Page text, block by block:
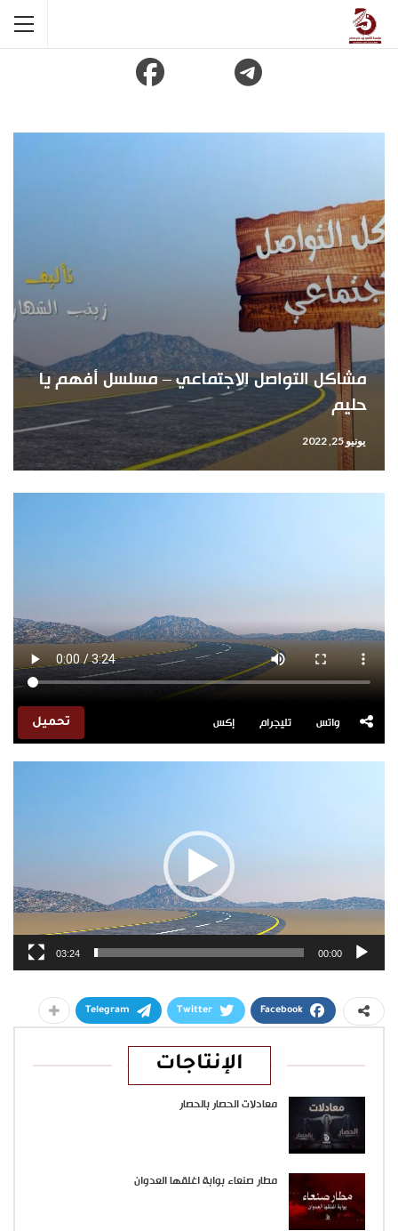
مشاكل التواصل الاجتماعي – مسلسل أفهم يا
حليم
يونيو 25, 2022
واتس تليجرام إكس تحميل
00:00
03:24
Facebook
Twitter
Telegram
الإنتاجات
معادلات الحصار بالحصار
مطار صنعاء بوابة اغلقها العدوان